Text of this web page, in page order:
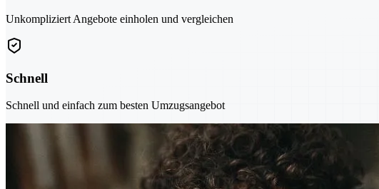
Unkompliziert Angebote einholen und vergleichen
Schnell
Schnell und einfach zum besten Umzugsangebot